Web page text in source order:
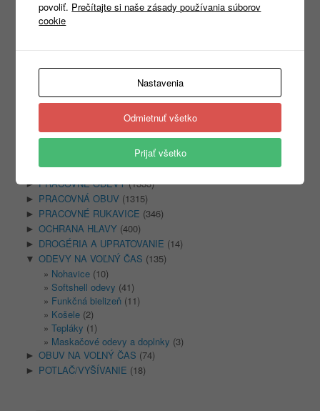
Products
Kategórie
REKLAMNÝ TEXTIL(465)
► PRACOVNÉ ODEVY(1333)
► PRACOVNÁ OBUV (1315)
► PRACOVNÉ RUKAVICE (346)
► OCHRANA HLAVY (400)
► DROGÉRIA A UPRATOVANIE (14)
▼ ODEVY NA VOĽNÝ ČAS (135)
Nohavice (10)
Softshell odevy (41)
Funkčná bielizeň (11)
Košele (2)
Tepláky (1)
Maskačové odevy a doplnky (3)
► OBUV NA VOĽNÝ ČAS (74)
► POTLAČ/VYŠÍVANIE (18)
povoliť. Prečítajte si naše zásady používania súborov
cookie
Nastavenia
Odmietnuť všetko
Prijať všetko